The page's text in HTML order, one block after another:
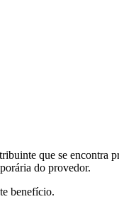
que se encontra
do provedor.
benefício.